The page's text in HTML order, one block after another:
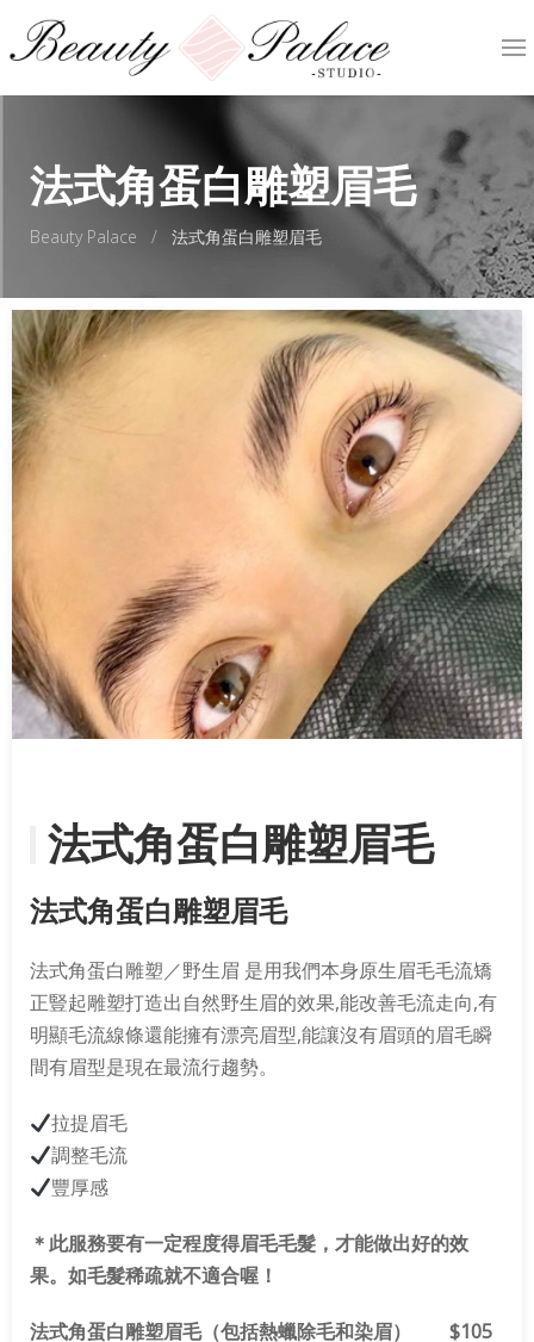
法式角蛋白雕塑眉毛
Beauty Palace 法式角蛋白雕塑眉毛
法式角蛋白雕塑眉毛
法式角蛋白雕塑眉毛
法式角蛋白雕塑／野生眉 是用我們本身原生眉毛毛流矯
正豎起雕塑打造出自然野生眉的效果,能改善毛流走向,有
明顯毛流線條還能擁有漂亮眉型,能讓沒有眉頭的眉毛瞬
間有眉型是現在最流行趨勢。
拉提眉毛
調整毛流
豐厚感
＊此服務要有一定程度得眉毛毛髮，才能做出好的效
果。如毛髮稀疏就不適合喔！
法式角蛋白雕塑眉毛（包括熱蠟除毛和染眉） $105